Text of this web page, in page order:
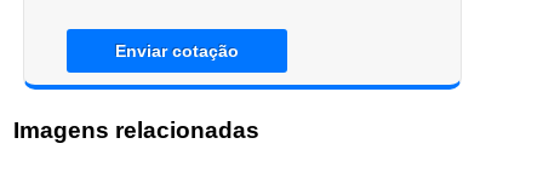
Enviar cotação
Imagens relacionadas